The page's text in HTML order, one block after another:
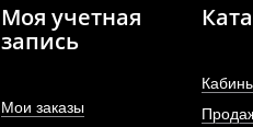
Моя учетная
запись
Мои заказы